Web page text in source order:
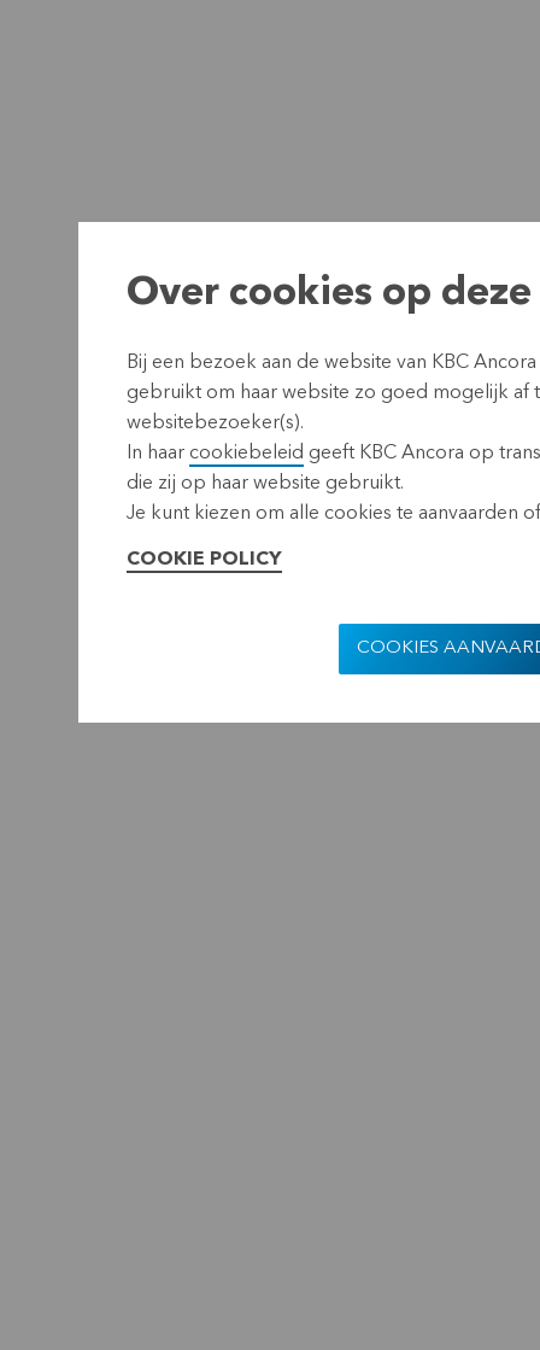
Over cookies op
Bij een bezoek aan de website van KBC
gebruikt om haar website zo goed mogelijk
websitebezoeker(s).
In haar cookiebeleid geeft KBC Ancora op
die zij op haar website gebruikt.
Je kunt kiezen om alle cookies te aanvaarden
COOKIE POLICY
COOKIES